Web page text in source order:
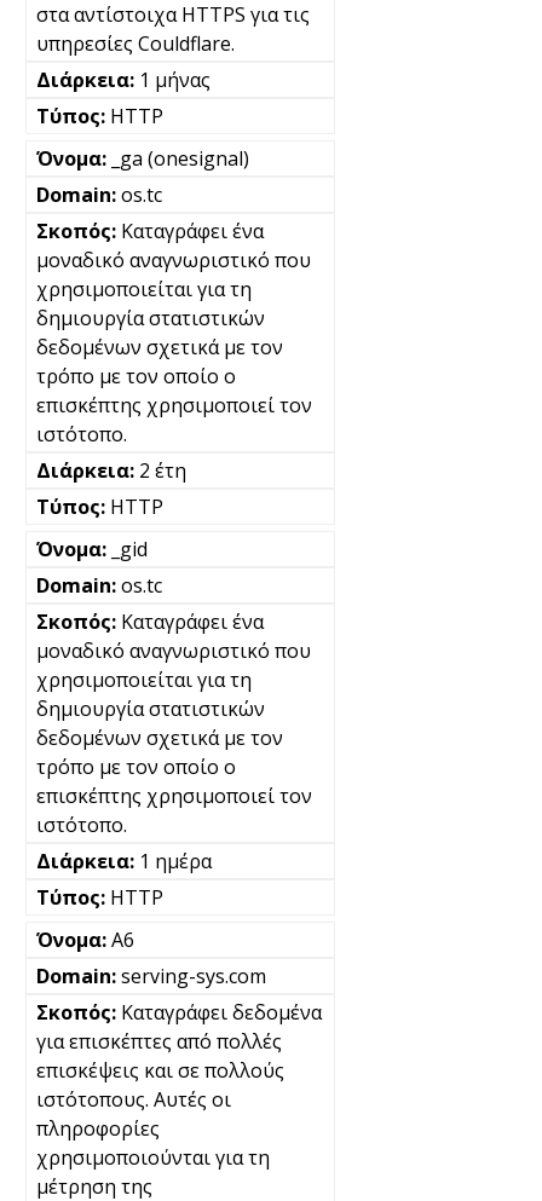
στα αντίστοιχα HTTPS για τις
υπηρεσίες Couldflare.
1 μήνας
HTTP
_ga (onesignal)
os.tc
Καταγράφει ένα
μοναδικό αναγνωριστικό που
χρησιμοποιείται για τη
δημιουργία στατιστικών
δεδομένων σχετικά με τον
τρόπο με τον οποίο ο
επισκέπτης χρησιμοποιεί τον
ιστότοπο.
2 έτη
HTTP
_gid
os.tc
Καταγράφει ένα
μοναδικό αναγνωριστικό που
χρησιμοποιείται για τη
δημιουργία στατιστικών
δεδομένων σχετικά με τον
τρόπο με τον οποίο ο
επισκέπτης χρησιμοποιεί τον
ιστότοπο.
1 ημέρα
HTTP
A6
serving-sys.com
Καταγράφει δεδομένα
για επισκέπτες από πολλές
επισκέψεις και σε πολλούς
ιστότοπους. Αυτές οι
πληροφορίες
χρησιμοποιούνται για τη
μέτρηση της